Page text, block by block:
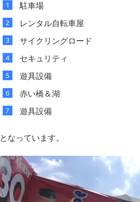
駐車場
レンタル自転車屋
サイクリングロード
セキュリティ
遊具設備
赤い橋＆湖
遊具設備
となっています。